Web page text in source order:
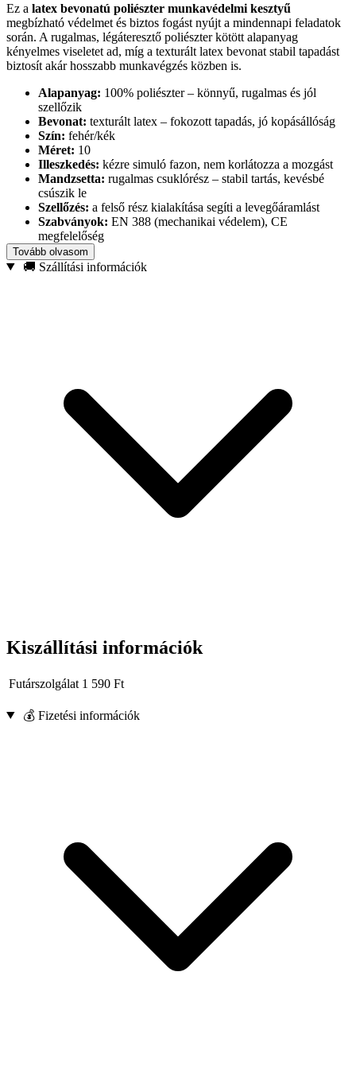
Ez a latex bevonatú poliészter munkavédelmi kesztyű
megbízható védelmet és biztos fogást nyújt a mindennapi feladatok
során. A rugalmas, légáteresztő poliészter kötött alapanyag
kényelmes viseletet ad, míg a texturált latex bevonat stabil tapadást
biztosít akár hosszabb munkavégzés közben is.
Alapanyag: 100% poliészter – könnyű, rugalmas és jól
szellőzik
Bevonat: texturált latex – fokozott tapadás, jó kopásállóság
Szín: fehér/kék
Méret: 10
Illeszkedés: kézre simuló fazon, nem korlátozza a mozgást
Mandzsetta: rugalmas csuklórész – stabil tartás, kevésbé
csúszik le
Szellőzés: a felső rész kialakítása segíti a levegőáramlást
Szabványok: EN 388 (mechanikai védelem), CE
megfelelőség
Ajánlott felhasználás:
építkezéshez/felújításhoz, szereléshez, kerti és háztartási
Tovább olvasom
🚚 Szállítási információk
Kiszállítási információk
Futárszolgálat 1 590 Ft
💰 Fizetési információk